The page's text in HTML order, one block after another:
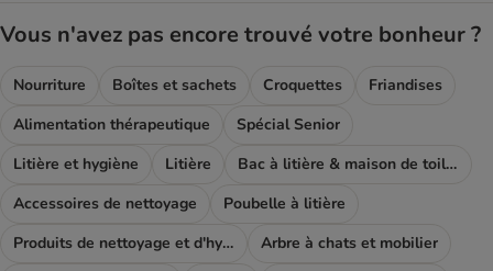
Vous n'avez pas encore trouvé votre bonheur ?
Nourriture Boîtes et sachets Croquettes
Friandises
Alimentation thérapeutique
Spécial Senior
Litière et hygiène
Litière
Bac à litière & maison de toilette
Accessoires de nettoyage
Poubelle à litière
Produits de nettoyage et d'hygiène
Arbre à chats et mobilier